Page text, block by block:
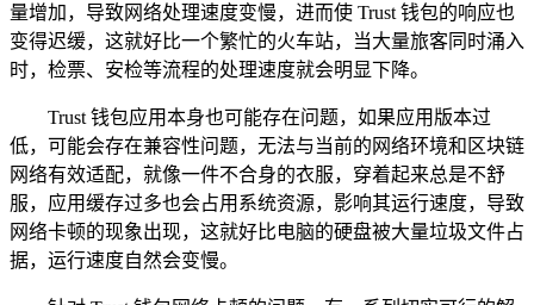
量增加，导致网络处理速度变慢，进而使 Trust 钱包的响应也
变得迟缓，这就好比一个繁忙的火车站，当大量旅客同时涌入
时，检票、安检等流程的处理速度就会明显下降。
Trust 钱包应用本身也可能存在问题，如果应用版本过
低，可能会存在兼容性问题，无法与当前的网络环境和区块链
网络有效适配，就像一件不合身的衣服，穿着起来总是不舒
服，应用缓存过多也会占用系统资源，影响其运行速度，导致
网络卡顿的现象出现，这就好比电脑的硬盘被大量垃圾文件占
据，运行速度自然会变慢。